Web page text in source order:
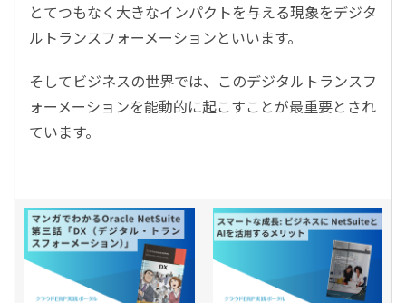
とてつもなく大きなインパクトを与える現象をデジタ
ルトランスフォーメーションといいます。
そしてビジネスの世界では、このデジタルトランスフ
ォーメーションを能動的に起こすことが最重要とされ
ています。